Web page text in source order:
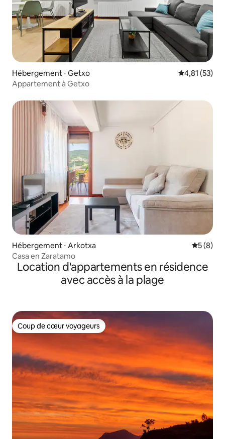
Hébergement ⋅ Getxo Évaluation
4,81 (53)
Appartement à Getxo
Hébergement ⋅ Arkotxa
5 (8)
Casa en Zaratamo
Location d'appartements en résidence
avec accès à la plage
Coup de cœur voyageurs
Coup de cœur voyageurs